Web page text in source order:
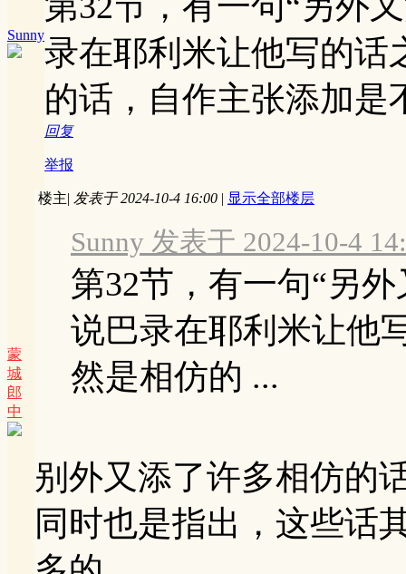
Sunny录在耶利米让他写的话
的话，自作主张添加是
回复
举报
蒙
城
郎
中
楼主| 发表于 2024-10-4 16:00 | 显示全部楼层
Sunny 发表于 2024-10-4
第32节，有一句“另
说巴录在耶利米让他
然是相仿的 ...
别外又添了许多相仿的
同时也是指出，这些话